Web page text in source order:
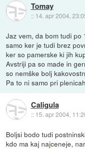
Tomay
:: 14. apr 2004,
Jaz vem, da bom tudi
samo ker je tudi brez
ker so pamerske ki jih
Avstriji pa so made in
so nemške bolj
Pa to ni samo pri
Caligula
:: 15. apr 2004,
Boljsi bodo tudi
kdo ma kaj najceneje,